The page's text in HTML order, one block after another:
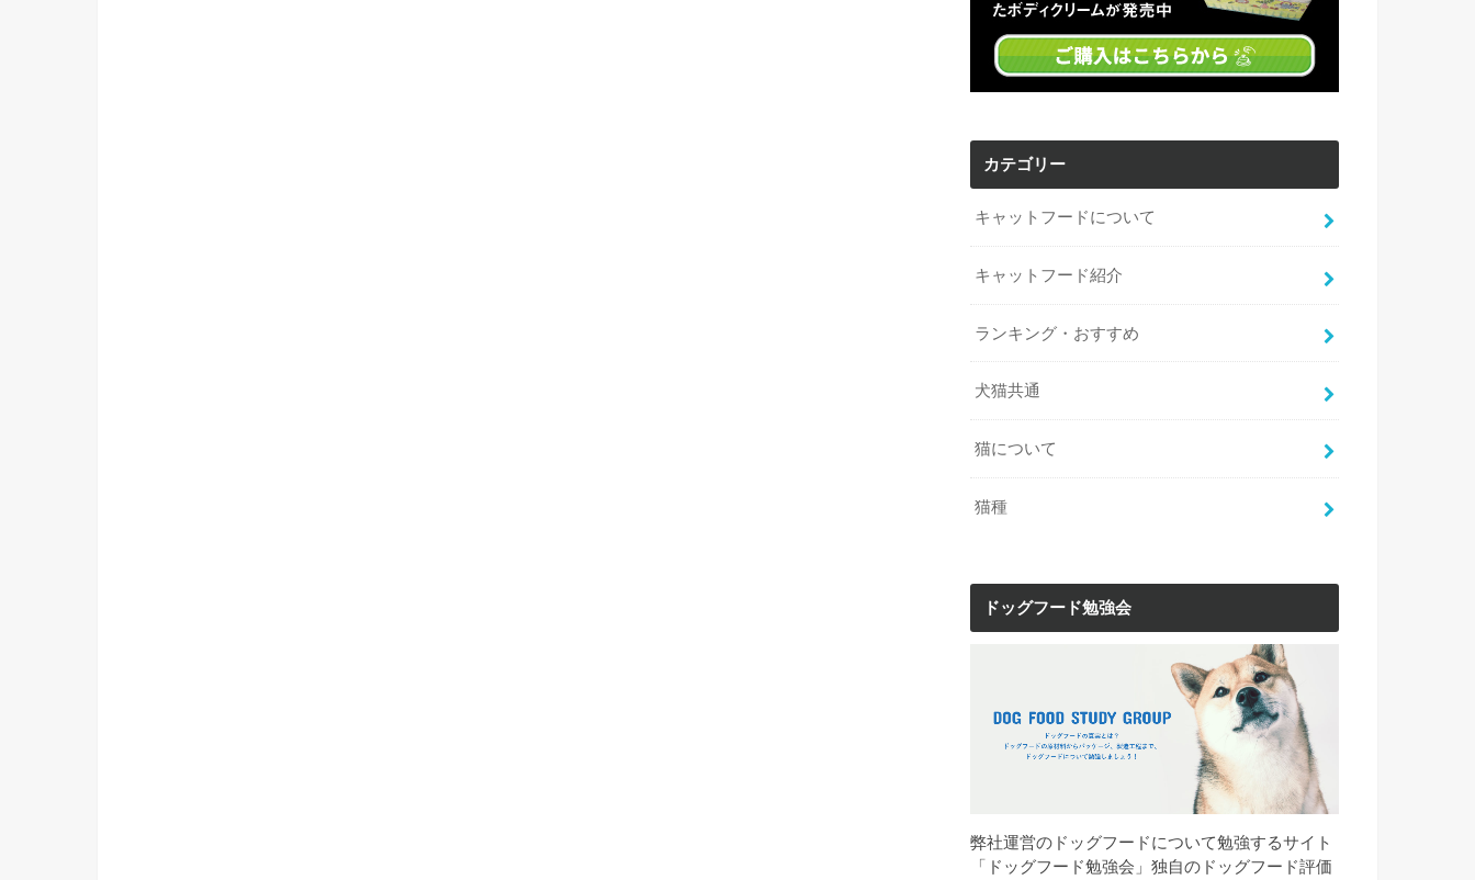
カテゴリー
キャットフードについて
キャットフード紹介
ランキング・おすすめ
犬猫共通
猫について
猫種
ドッグフード勉強会
弊社運営のドッグフードについて勉強するサイト
「ドッグフード勉強会」独自のドッグフード評価